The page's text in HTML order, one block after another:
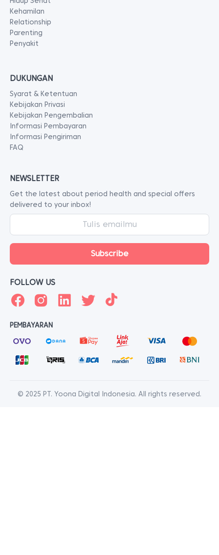
Kehamilan
Relationship
Parenting
Penyakit
DUKUNGAN
Syarat & Ketentuan
Kebijakan Privasi
Kebijakan Pengembalian
Informasi Pembayaran
Informasi Pengiriman
FAQ
NEWSLETTER
Get the latest about period health and special offers
delivered to your inbox!
FOLLOW US
PEMBAYARAN
© 2025 PT. Yoona Digital Indonesia. All rights reserved.